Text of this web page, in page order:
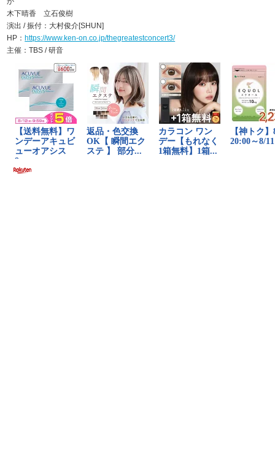
木下晴香 立石俊樹
演出 / 振付：大村俊介[SHUN]
HP：https://www.ken-on.co.jp/thegreatestconcert3/
主催：TBS / 研音